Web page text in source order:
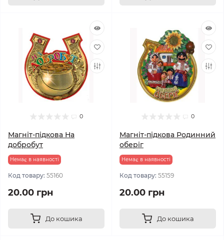
0
Магніт-підкова На
добробут
Немає в наявності
Код товару: 55160
20.00 грн
До кошика
0
Магніт-підкова Родинний
оберіг
Немає в наявності
Код товару: 55159
20.00 грн
До кошика